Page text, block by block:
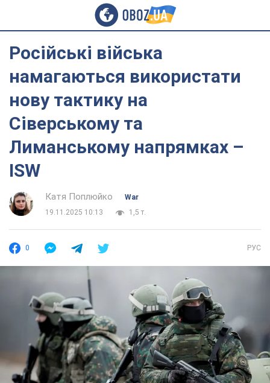
Російські війська
намагаються використати
нову тактику на
Сіверському та
Лиманському напрямках –
ISW
Катя Поплюйко
War
19.11.2025 10:13
1,5 т.
0 РУС